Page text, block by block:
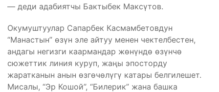
— деди адабиятчы Бактыбек Максүтов.
Окумуштуулар Сапарбек Касмамбетовдун
“Манастын” өзүн эле айтуу менен чектелбестен,
андагы негизги каармандар жөнүндө өзүнчө
сюжеттик линия куруп, жаңы эпосторду
жаратканын анын өзгөчөлүгү катары белгилешет.
Мисалы, “Эр Кошой”, “Билерик” жана башка